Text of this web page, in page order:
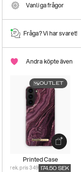
Vanliga frågor
Fråga? Vi har svaret!
Andra köpte även
OUTLET
Printed Case
rek. pris 349 174.50 SEK